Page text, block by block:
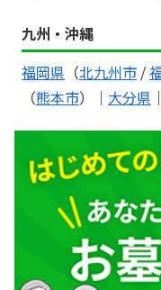
九州・沖縄
福岡県 （北九州市 /
（熊本市）｜ 大分県 ｜